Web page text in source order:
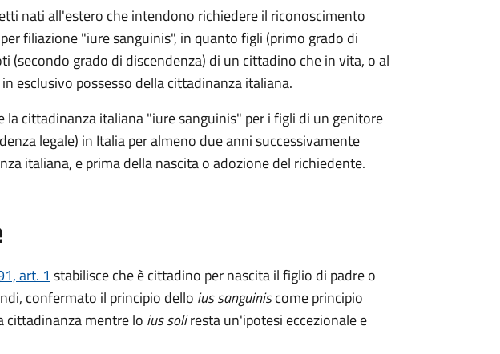
nati all'estero che intendono richiedere il riconoscimento
filiazione "iure sanguinis", in quanto figli (primo grado di
(secondo grado di discendenza) di un cittadino che in vita, o al
esclusivo possesso della cittadinanza italiana.
la cittadinanza italiana "iure sanguinis" per i figli di un genitore
legale) in Italia per almeno due anni successivamente
italiana, e prima della nascita o adozione del richiedente.
art. 1 stabilisce che è cittadino per nascita il figlio di padre o
confermato il principio dello ius sanguiniscome principio
cittadinanza mentre lo ius soliresta un'ipotesi eccezionale e